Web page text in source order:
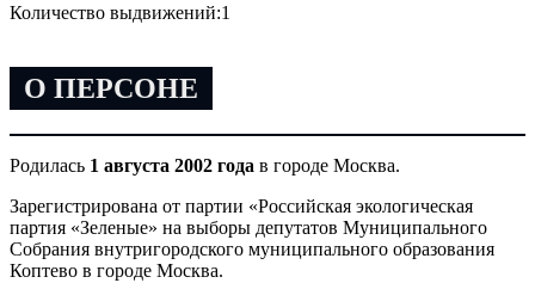
Количество выдвижений:1
О ПЕРСОНЕ
Родилась 1 августа 2002 года в городе Москва.
Зарегистрирована от партии «Российская экологическая
партия «Зеленые» на выборы депутатов Муниципального
Собрания внутригородского муниципального образования
Коптево в городе Москва.